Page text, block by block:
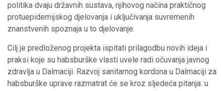
politika dvaju državnih sustava, njihovog načina praktičnog
protuepidemijskog djelovanja i uključivanja suvremenih
znanstvenih spoznaja u to djelovanje.
Cilj je predloženog projekta ispitati prilagodbu novih ideja i
praksi koje su habsburške vlasti uvele radi očuvanja javnog
zdravlja u Dalmaciji. Razvoj sanitarnog kordona u Dalmaciji za
habsburške uprave razmatrat će se kroz sljedeća pitanja: u